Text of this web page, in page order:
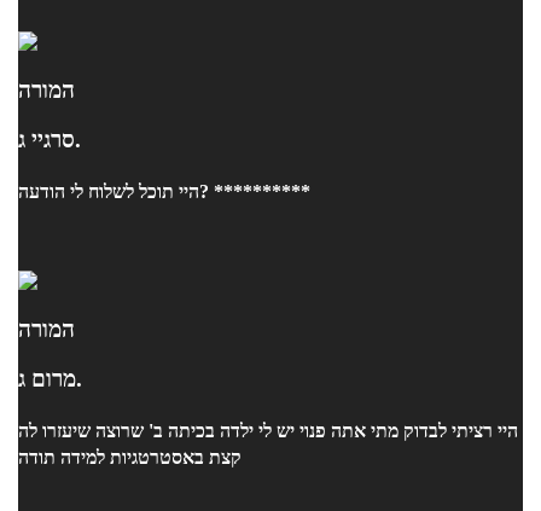
המורה
סרגיי ג.
היי תוכל לשלוח לי הודעה? **********
המורה
מרום ג.
היי רציתי לבדוק מתי אתה פנוי יש לי ילדה בכיתה ב' שרוצה שיעזרו לה
קצת באסטרטגיות למידה תודה